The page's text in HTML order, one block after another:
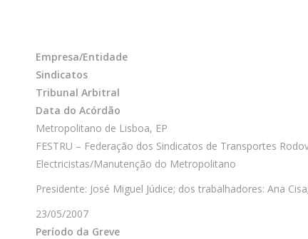
Empresa/Entidade
Sindicatos
Tribunal Arbitral
Data do Acórdão
Metropolitano de Lisboa, EP
FESTRU – Federação dos Sindicatos de Transportes
Electricistas/Manutenção do Metropolitano
Presidente: José Miguel Júdice; dos trabalhadores: Ana
23/05/2007
Período da Greve